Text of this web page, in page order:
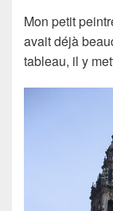
Mon petit
avait déjà
tableau, il y